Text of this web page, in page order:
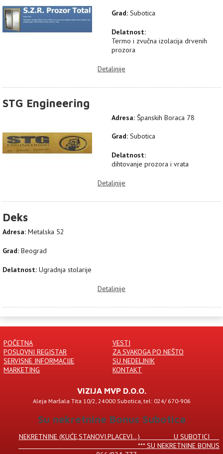
Grad: Subotica
Delatnost:
Termo i zvučna izolacija drvenih
prozora
Detaljnije
STG Engineering
Adresa: Španskih Boraca 78
Grad: Subotica
Delatnost:
dihtovanje prozora i vrata
Detaljnije
Deks
Adresa: Metalska 52
Grad: Beograd
Delatnost: Ugradnja stolarije
Detaljnije
POČETNA
VESTI
POSLOVNI REGISTAR
ZA SVAKOGA PO NEŠTO
SERVISNE INFORMACIJE
SU NEDELJNIK
MARKETING
KONTAKT
VIZIJA MVP D.O.O.
Aleja Maršala Tita 10/2, 24000 Subotica, tel: 024/ 670-906
Su nekretnine Bonus Subotica
NEKRETNINE (KUĆE,STANOVI.PLACEVI...) U SUBOTICI
*** SU NEKRETNINE BONUS